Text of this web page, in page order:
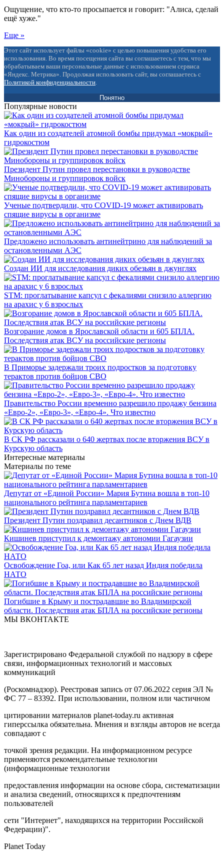
Ощущение, что кто-то просыпается и говорит: "Алиса, сделай
ещё хуже."
Еще »
Этот сайт использует файлы «cookie» с целью повышения удобства его
использования. Во время посещения сайта вы соглашаетесь с тем, что мы
обрабатываем ваши персональные данные с использованием сервиса
«Яндекс. Метрика». Продолжая использовать сайт, вы соглашаетесь с
Политикой конфиденциальности.
Понятно
Популярные новости
Как один из создателей атомной бомбы придумал «мокрый»
гидрокостюм
Президент Путин провел перестановки в руководстве
Минобороны и группировок войск
Ученые подтвердили, что COVID-19 может активировать
спящие вирусы в организме
Предложено использовать антинейтрино для наблюдений за
остановленными АЭС
Создан ИИ для исследования диких обезьян в джунглях
STM: проглатывание капсул с фекалиями снизило аллергию
на арахис у 6 взрослых
Возгорание домов в Ярославской области и 605 БПЛА.
Последствия атак ВСУ на российские регионы
В Приморье задержали троих подростков за подготовку
терактов против бойцов СВО
Правительство России временно разрешило продажу бензина
«Евро-2», «Евро-3», «Евро-4». Что известно
В СК РФ рассказали о 640 жертвах после вторжения ВСУ в
Курскую область
Интересные материалы
Материалы по теме
Депутат от «Единой России» Мария Бутина вошла в топ-10
национального рейтинга парламентариев
Президент Путин поздравил десантников с Днем ВДВ
Кишинев приступил к демонтажу автономии Гагаузии
Освобождение Гоа, или Как 65 лет назад Индия победила
НАТО
Погибшие в Крыму и пострадавшие во Владимирской
области. Последствия атак БПЛА на российские регионы
МЫ ВКОНТАКТЕ
Зарегистрировано Федеральной службой по надзору в сфере
связи, информационных технологий и массовых
коммуникаций
(Роскомнадзор). Реестровая запись от 07.06.2022 серия ЭЛ №
ФС 77 – 83392. При использовании, полном или частичном
цитировании материалов planet-today.ru активная
гиперссылка обязательна. Мнения и взгляды авторов не всегда
совпадают с
точкой зрения редакции. На информационном ресурсе
применяются рекомендательные технологии
(информационные технологии
предоставления информации на основе сбора, систематизации
и анализа сведений, относящихся к предпочтениям
пользователей
сети "Интернет", находящихся на территории Российской
Федерации)".
Planet Today